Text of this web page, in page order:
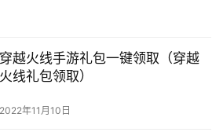
穿越火线手游礼包一键领取（穿越
火线礼包领取）
2022年11月10日